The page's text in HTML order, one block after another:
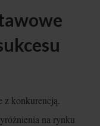
z konkurencją.
na rynku